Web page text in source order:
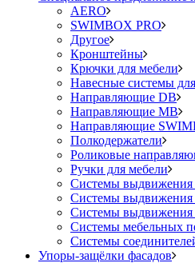
AERO
SWIMBOX PRO
Другое
Кронштейны
Крючки для мебели
Навесные системы
Направляющие DB
Направляющие MB
Направляющие
Полкодержатели
Роликовые
Ручки для мебели
Системы
Системы
Системы
Системы мебельных
Системы
Упоры-защёлки фасадов